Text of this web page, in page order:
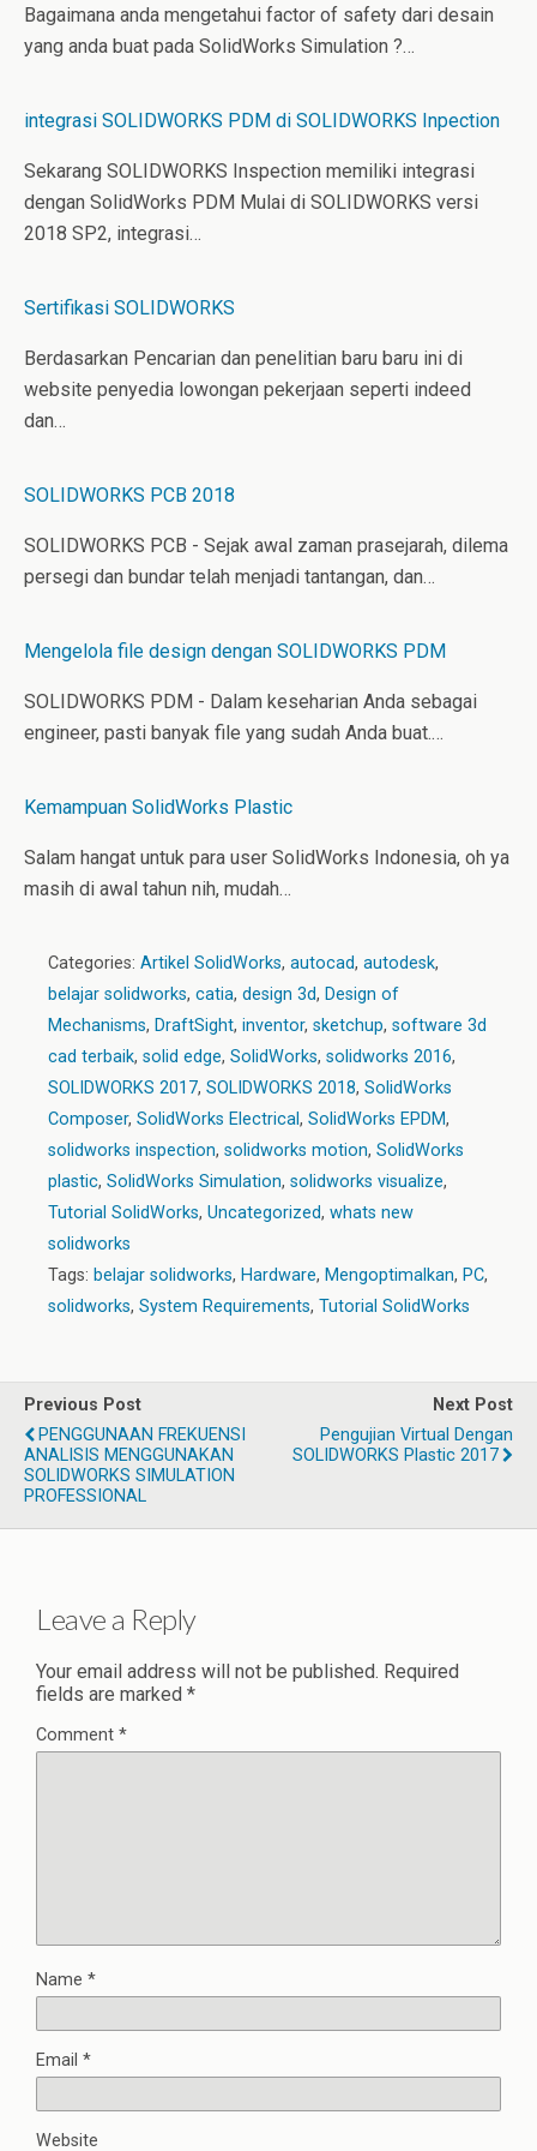
t
Bagaimana anda mengetahui factor of safety dari desain
yang anda buat pada SolidWorks Simulation ?…
integrasi SOLIDWORKS PDM di SOLIDWORKS Inpection
Sekarang SOLIDWORKS Inspection memiliki integrasi
dengan SolidWorks PDM Mulai di SOLIDWORKS versi
2018 SP2, integrasi…
Sertifikasi SOLIDWORKS
Berdasarkan Pencarian dan penelitian baru baru ini di
website penyedia lowongan pekerjaan seperti indeed
dan…
SOLIDWORKS PCB 2018
SOLIDWORKS PCB - Sejak awal zaman prasejarah, dilema
persegi dan bundar telah menjadi tantangan, dan…
Mengelola file design dengan SOLIDWORKS PDM
SOLIDWORKS PDM - Dalam keseharian Anda sebagai
engineer, pasti banyak file yang sudah Anda buat.…
Kemampuan SolidWorks Plastic
Salam hangat untuk para user SolidWorks Indonesia, oh ya
masih di awal tahun nih, mudah…
Categories: Artikel SolidWorks, autocad, autodesk,
belajar solidworks, catia, design 3d, Design of
Mechanisms, DraftSight, inventor, sketchup, software 3d
cad terbaik, solid edge, SolidWorks, solidworks 2016,
SOLIDWORKS 2017, SOLIDWORKS 2018, SolidWorks
Composer, SolidWorks Electrical, SolidWorks EPDM,
solidworks inspection, solidworks motion, SolidWorks
plastic, SolidWorks Simulation, solidworks visualize,
Tutorial SolidWorks, Uncategorized, whats new
solidworks
Tags: belajar solidworks, Hardware, Mengoptimalkan, PC,
solidworks, System Requirements, Tutorial SolidWorks
Previous Post
PENGGUNAAN FREKUENSI
ANALISIS MENGGUNAKAN
SOLIDWORKS SIMULATION
PROFESSIONAL
Next Post
Pengujian Virtual Dengan
SOLIDWORKS Plastic 2017
Leave a Reply
Your email address will not be published. Required
fields are marked *
Comment *
Name *
Email *
Website